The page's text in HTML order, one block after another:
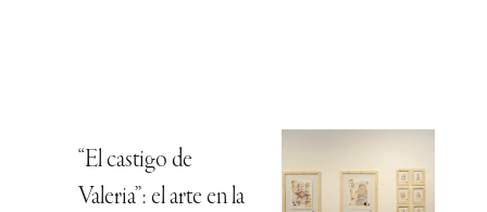
“El castigo de
Valeria”: el arte en la